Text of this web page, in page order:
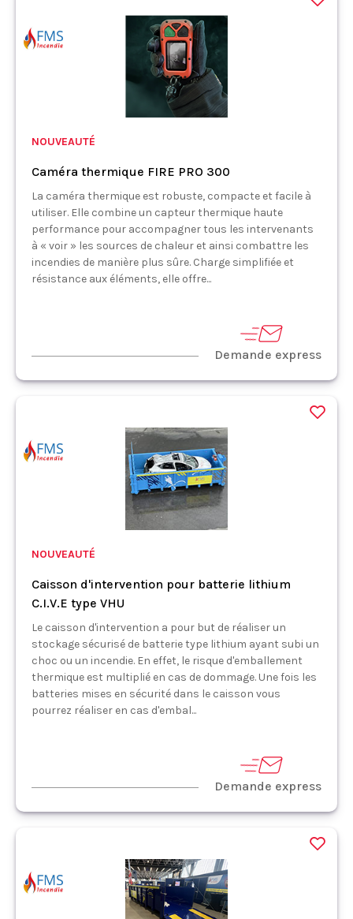
NOUVEAUTÉ
Caméra thermique FIRE PRO 300
La caméra thermique est robuste, compacte et facile à
utiliser. Elle combine un capteur thermique haute
performance pour accompagner tous les intervenants
à « voir » les sources de chaleur et ainsi combattre les
incendies de manière plus sûre. Charge simplifiée et
résistance aux éléments, elle offre...
Demande express
NOUVEAUTÉ
Caisson d'intervention pour batterie lithium
C.I.V.E type VHU
Le caisson d'intervention a pour but de réaliser un
stockage sécurisé de batterie type lithium ayant subi un
choc ou un incendie. En effet, le risque d'emballement
thermique est multiplié en cas de dommage. Une fois les
batteries mises en sécurité dans le caisson vous
pourrez réaliser en cas d'embal...
Demande express